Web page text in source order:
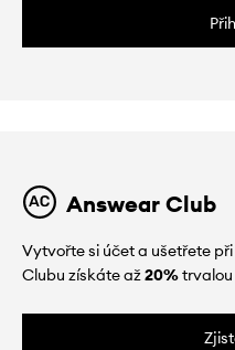
Answear Club
Vytvořte si účet a ušetřete
Clubu získáte až20%trvalou